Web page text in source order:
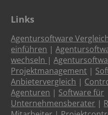
Links
Agentursoftware
einführen |
wechseln |
Projektmanagement |
Anbietervergleich |
Agenturen | Software für
Unternehmensberater |